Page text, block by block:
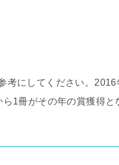
考にしてください。2016
1冊がその年の賞獲得と